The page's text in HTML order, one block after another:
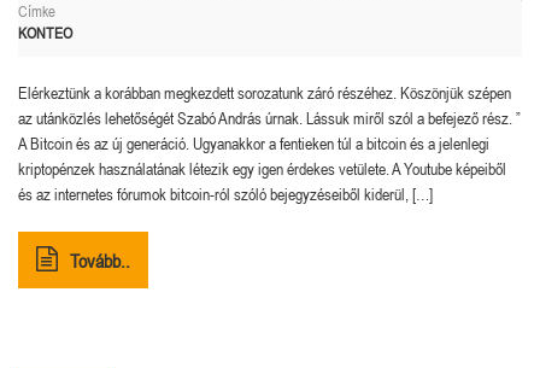
Címke
KONTEO
Elérkeztünk a korábban megkezdett sorozatunk záró részéhez. Köszönjük szépen
az utánközlés lehetőségét Szabó András úrnak. Lássuk miről szól a befejező rész. ”
A Bitcoin és az új generáció. Ugyanakkor a fentieken túl a bitcoin és a jelenlegi
kriptopénzek használatának létezik egy igen érdekes vetülete. A Youtube képeiből
és az internetes fórumok bitcoin-ról szóló bejegyzéseiből kiderül, […]
Tovább..